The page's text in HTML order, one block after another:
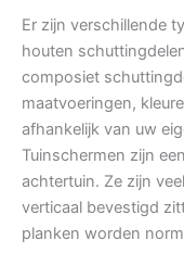
Er zijn verschillende
houten
composiet
maatvoeringen,
afhankelijk van uw
Tuinschermen zijn
achtertuin. Ze zijn
verticaal bevestigd
planken worden